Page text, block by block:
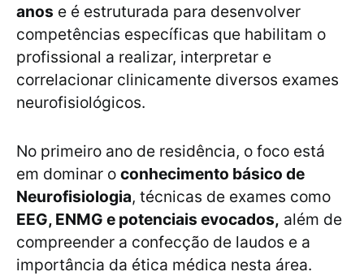
anos e é estruturada para desenvolver
competências específicas que habilitam o
profissional a realizar, interpretar e
correlacionar clinicamente diversos exames
neurofisiológicos.
No primeiro ano de residência, o foco está
em dominar o conhecimento básico de
Neurofisiologia, técnicas de exames como
EEG, ENMG e potenciais evocados, além de
compreender a confecção de laudos e a
importância da ética médica nesta área.